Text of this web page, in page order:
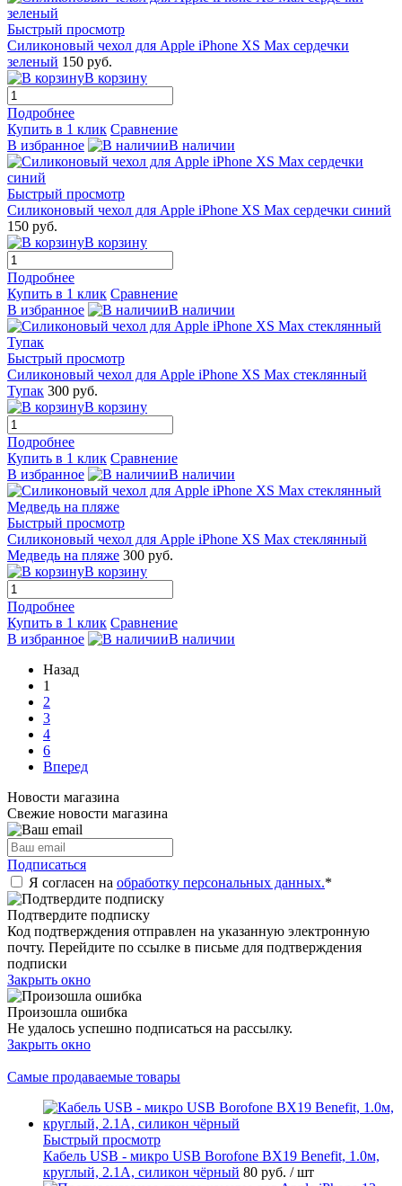
Быстрый просмотр
Силиконовый чехол для Apple iPhone XS Max сердечки
зеленый 150 руб.
В корзину
Подробнее
Купить в 1 клик Сравнение
В избранное
В наличии
Быстрый просмотр
Силиконовый чехол для Apple iPhone XS Max сердечки синий
150 руб.
В корзину
Подробнее
Купить в 1 клик Сравнение
В избранное
В наличии
Быстрый просмотр
Силиконовый чехол для Apple iPhone XS Max стеклянный
Тупак 300 руб.
В корзину
Подробнее
Купить в 1 клик Сравнение
В избранное
В наличии
Быстрый просмотр
Силиконовый чехол для Apple iPhone XS Max стеклянный
Медведь на пляже 300 руб.
В корзину
Подробнее
Купить в 1 клик Сравнение
В избранное
В наличии
Назад
1
2
3
4
6
Вперед
Новости магазина
Свежие новости магазина
Подписаться
Я согласен на обработку персональных данных.*
Подтвердите подписку
Код подтверждения отправлен на указанную электронную
почту. Перейдите по ссылке в письме для подтверждения
подписки
Закрыть окно
Произошла ошибка
Не удалось успешно подписаться на рассылку.
Закрыть окно
Самые продаваемые товары
Быстрый просмотр
Кабель USB - микро USB Borofone BX19 Benefit, 1.0м,
круглый, 2.1A, силикон чёрный 80 руб. / шт